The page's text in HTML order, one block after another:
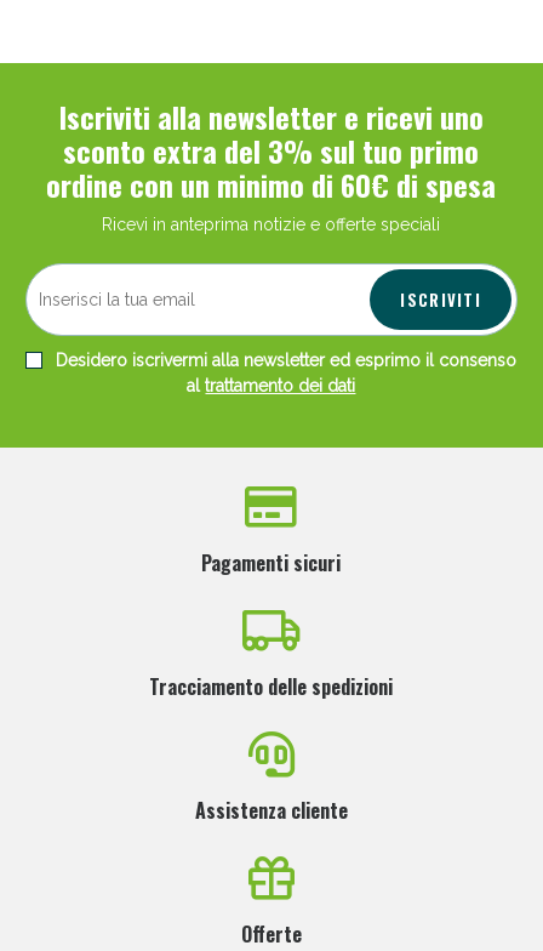
Iscriviti alla newsletter e ricevi uno
sconto extra del 3% sul tuo primo
ordine con un minimo di 60€ di spesa
Ricevi in anteprima notizie e offerte speciali
ISCRIVITI
Desidero iscrivermi alla newsletter ed esprimo il consenso
altrattamento dei dati
Pagamenti sicuri
Tracciamento delle spedizioni
Assistenza cliente
Offerte